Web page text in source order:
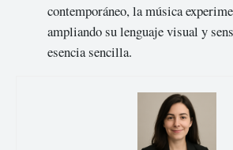
contemporáneo, la música
ampliando su lenguaje visual y
esencia sencilla.